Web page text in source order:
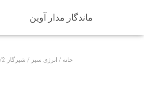
ماندگار مدار آوین
خانه / انرژی سبز / شیرگاز 11/2 اینچ UW40